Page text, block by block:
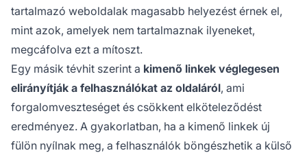
tartalmazó weboldalak magasabb helyezést érnek el,
mint azok, amelyek nem tartalmaznak ilyeneket,
megcáfolva ezt a mítoszt.
Egy másik tévhit szerint a kimenő linkek véglegesen
elirányítják a felhasználókat az oldaláról, ami
forgalomveszteséget és csökkent elköteleződést
eredményez. A gyakorlatban, ha a kimenő linkek új
fülön nyílnak meg, a felhasználók böngészhetik a külső